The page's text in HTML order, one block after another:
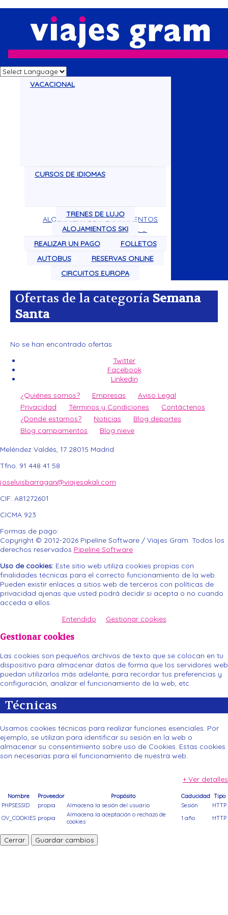
VACACIONAL
CRUCEROS
VACACIONES CIRCUITOS
CIRCUITOS POR EL MUNDO
CURSOS DE IDIOMAS
ALOJAMIENTOS Y CAMPAMENTOS
TRENES DE LUJO
ALOJAMIENTOS SKI
REALIZAR UN PAGO
FOLLETOS
AUTOBUS
RESERVAS ONLINE
CIRCUITOS EUROPA
Ofertas de la categoría Semana
Santa
No se han encontrado ofertas
Twitter
Facebook
Linkedin
¿Quiénes somos?
Empresas
Aviso Legal
Privacidad
Términos y Condiciones
Contáctenos
¿Donde estamos?
Noticias
Blog deportes
Blog campamentos
Blog nieve
Meléndez Valdés, 17 28015 Madrid
Tfno. 91 448 41 58
joseluisbarragan@viajesakali.com
CIF: A81272601
CICMA 923
Formas de pago:
Copyright © 2012-2026 Pipeline Software / Viajes Gram. Todos los
derechos reservados Pipeline Software
Uso de cookies: Este sitio web utiliza cookies propias con
finalidades técnicas para el correcto funcionamiento de la web.
Pueden existir enlaces a sitios web de terceros con políticas de
privacidad ajenas que usted podrá decidir si acepta o no cuando
acceda a ellos.
Entendido
Gestionar cookies
Gestionar cookies
Las cookies son pequeños archivos de texto que se colocan en tu
dispositivo para almacenar datos de forma que los servidores web
puedan utilizarlos más adelante, para recordar tus preferencias y
configuración, analizar el funcionamiento de la web, etc.
Técnicas
Usamos cookies técnicas para realizar funciones esenciales. Por
ejemplo, se utilizan para identificar su sesión en la web o
almacenar su consentimiento sobre uso de Cookies. Estas cookies
son necesarias para el funcionamiento de nuestra web.
+ Ver detalles
Nombre Proveedor Propósito Caducidad Tipo
PHPSESSID
propia Almacena la sesión del usuario Sesión
HTTP
OV_COOKIES propia
Almacena la aceptación o rechazo de
cookies
1 año HTTP
Cerrar Guardar cambios